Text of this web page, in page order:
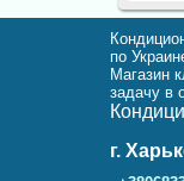
по
Магазин
задачу в
г.